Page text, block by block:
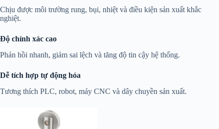
Chịu được môi trường rung, bụi, nhiệt và điều kiện sản xuất khắc
nghiệt.
Độ chính xác cao
Phản hồi nhanh, giảm sai lệch và tăng độ tin cậy hệ thống.
Dễ tích hợp tự động hóa
Tương thích PLC, robot, máy CNC và dây chuyền sản xuất.